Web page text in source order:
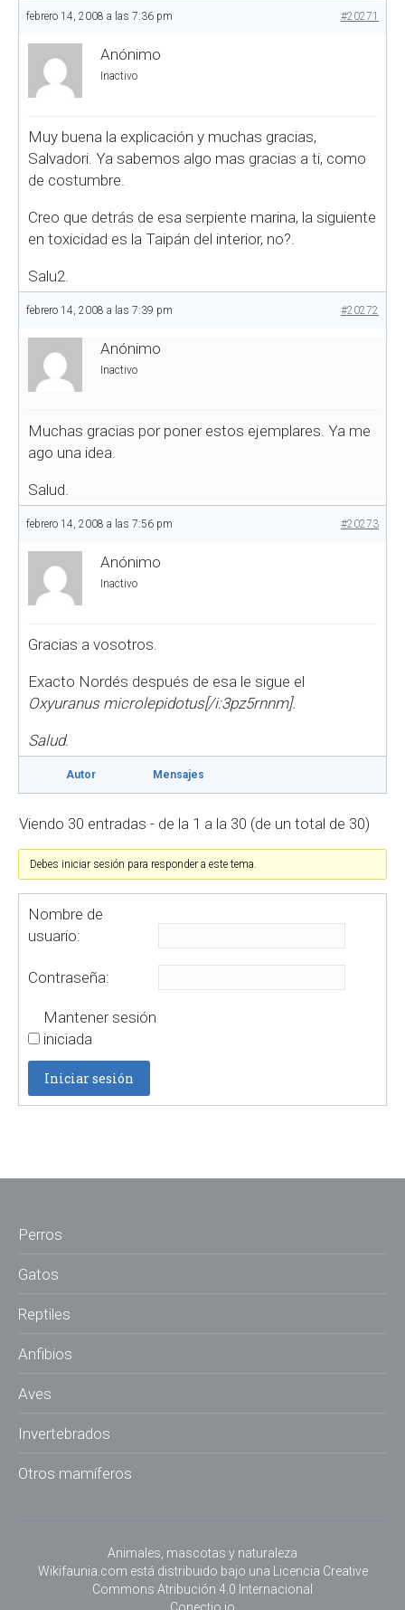
febrero 14, 2008 a las 7:36 pm #20271
Anónimo
Inactivo
Muy buena la explicación y muchas gracias,
Salvadori. Ya sabemos algo mas gracias a ti, como
de costumbre.
Creo que detrás de esa serpiente marina, la siguiente
en toxicidad es la Taipán del interior, no?.
Salu2.
febrero 14, 2008 a las 7:39 pm #20272
Anónimo
Inactivo
Muchas gracias por poner estos ejemplares. Ya me
ago una idea.
Salud.
febrero 14, 2008 a las 7:56 pm #20273
Anónimo
Inactivo
Gracias a vosotros.
Exacto Nordés después de esa le sigue el
Oxyuranus microlepidotus[/i:3pz5rnnm].
Salud.
Autor Mensajes
Viendo 30 entradas - de la 1 a la 30 (de un total de 30)
Debes iniciar sesión para responder a este tema.
Nombre de
usuario:
Contraseña:
Mantener sesión
iniciada
Iniciar sesión
Perros
Gatos
Reptiles
Anfibios
Aves
Invertebrados
Otros mamíferos
Animales, mascotas y naturaleza
Wikifaunia.com está distribuido bajo una
Licencia Creative
Commons Atribución 4.0 Internacional